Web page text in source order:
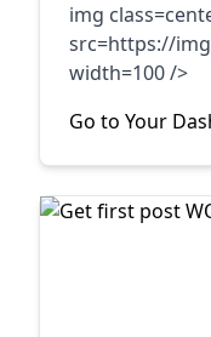
img
src=https://
width=100 />
Go to Your